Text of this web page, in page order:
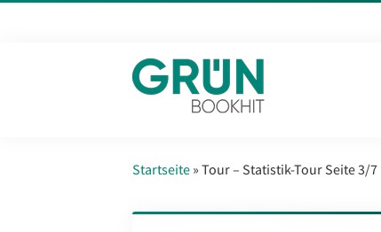
Startseite »Tour – Statistik-Tour Seite 3/7